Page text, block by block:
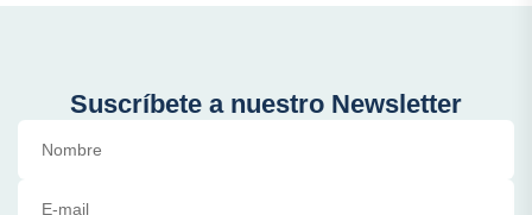
Suscríbete a nuestro Newsletter